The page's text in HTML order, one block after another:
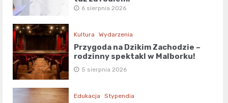
6 sierpnia 2026
Kultura Wydarzenia
Przygoda na Dzikim Zachodzie –
rodzinny spektakl w Malborku!
5 sierpnia 2026
Edukacja Stypendia